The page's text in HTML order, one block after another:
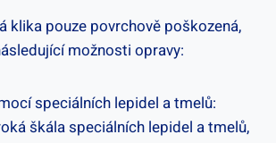
klika pouze ⁣povrchově poškozená,
možnosti opravy:
speciálních lepidel​ a⁣ tmelů:
škála speciálních lepidel a tmelů,